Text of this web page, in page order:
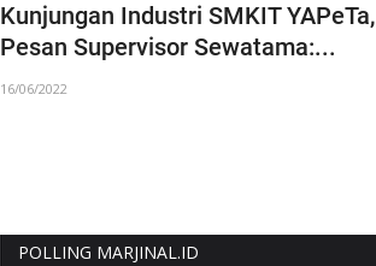
Kunjungan Industri SMKIT YAPeTa,
Pesan Supervisor Sewatama:...
16/06/2022
POLLING MARJINAL.ID